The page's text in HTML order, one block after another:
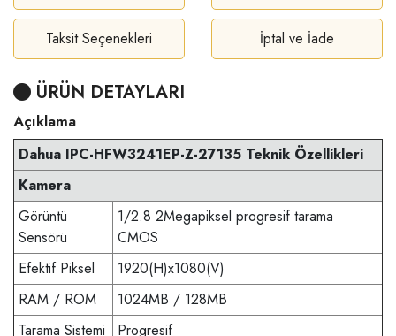
Taksit Seçenekleri İptal ve İade
ÜRÜN DETAYLARI
Açıklama
Dahua IPC-HFW3241EP-Z-27135 Teknik Özellikleri
Kamera
Görüntü
Sensörü
1/2.8 2Megapiksel progresif tarama
CMOS
Efektif Piksel
1920(H)x1080(V)
RAM / ROM
1024MB / 128MB
Tarama Sistemi
Progresif